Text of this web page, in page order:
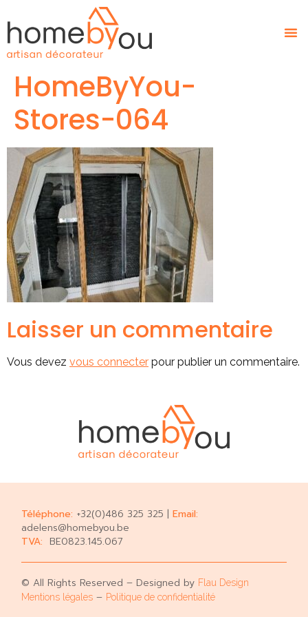
HomeByYou-
Stores-064
Laisser un commentaire
Vous devez vous connecter pour publier un commentaire.
Téléphone: +32(0)486 325 325 |Email:
adelens@homebyou.be
TVA: BE0823.145.067
© All Rights Reserved – Designed by Flau Design
Mentions légales – Politique de confidentialité